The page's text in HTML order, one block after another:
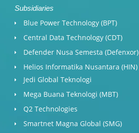
Subsidiaries
Blue Power Technology (BPT)​
Central Data Technology (CDT)
Defender Nusa Semesta (Defenxor)
Helios Informatika Nusantara (HIN)
Jedi Global Teknologi
Mega Buana Teknologi (MBT)
Q2 Technologies
Smartnet Magna Global (SMG)